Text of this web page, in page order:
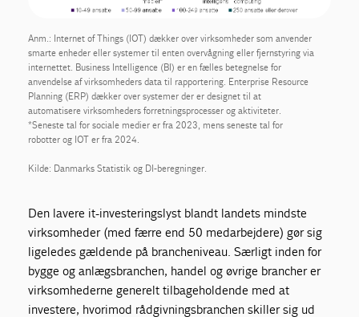
Anm.: Internet of Things (IOT) dækker over virksomheder som anvender
smarte enheder eller systemer til enten overvågning eller fjernstyring via
internettet. Business Intelligence (BI) er en fælles betegnelse for
anvendelse af virksomheders data til rapportering. Enterprise Resource
Planning (ERP) dækker over systemer der er designet til at
automatisere virksomheders forretningsprocesser og aktiviteter.
*Seneste tal for sociale medier er fra 2023, mens seneste tal for
robotter og IOT er fra 2024.
Kilde: Danmarks Statistik og DI-beregninger.
Den lavere it-investeringslyst blandt landets mindste
virksomheder (med færre end 50 medarbejdere) gør sig
ligeledes gældende på brancheniveau. Særligt inden for
bygge og anlægsbranchen, handel og øvrige brancher er
virksomhederne generelt tilbageholdende med at
investere, hvorimod rådgivningsbranchen skiller sig ud